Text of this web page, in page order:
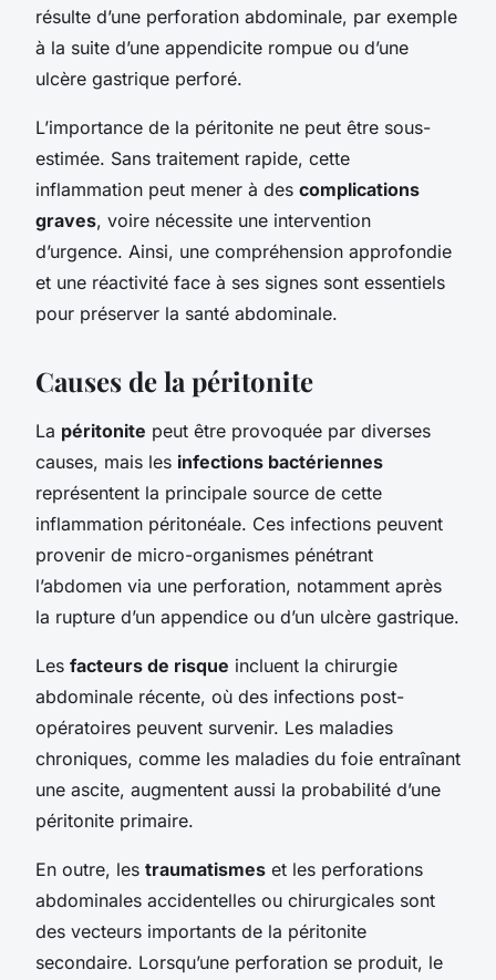
résulte d’une perforation abdominale, par exemple
à la suite d’une appendicite rompue ou d’une
ulcère gastrique perforé.
L’importance de la péritonite ne peut être sous-
estimée. Sans traitement rapide, cette
inflammation peut mener à des complications
graves, voire nécessite une intervention
d’urgence. Ainsi, une compréhension approfondie
et une réactivité face à ses signes sont essentiels
pour préserver la santé abdominale.
Causes de la péritonite
La péritonite peut être provoquée par diverses
causes, mais les infections bactériennes
représentent la principale source de cette
inflammation péritonéale. Ces infections peuvent
provenir de micro-organismes pénétrant
l’abdomen via une perforation, notamment après
la rupture d’un appendice ou d’un ulcère gastrique.
Les facteurs de risque incluent la chirurgie
abdominale récente, où des infections post-
opératoires peuvent survenir. Les maladies
chroniques, comme les maladies du foie entraînant
une ascite, augmentent aussi la probabilité d’une
péritonite primaire.
En outre, les traumatismes et les perforations
abdominales accidentelles ou chirurgicales sont
des vecteurs importants de la péritonite
secondaire. Lorsqu’une perforation se produit, le